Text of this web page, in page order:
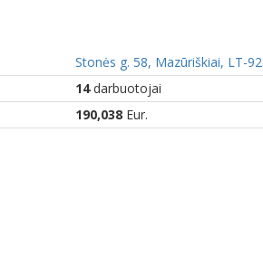
Stonės g. 58, Mazūriškiai, LT-
14darbuotojai
190,038 Eur.